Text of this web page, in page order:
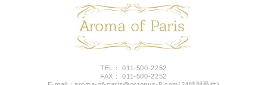
TEL： 011-500-2252
FAX： 011-500-2252